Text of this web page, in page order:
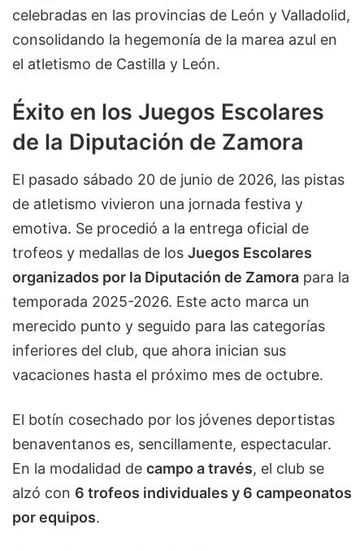
celebradas en las provincias de León y Valladolid,
consolidando la hegemonía de la marea azul en
el atletismo de Castilla y León.
Éxito en los Juegos Escolares
de la Diputación de Zamora
El pasado sábado 20 de junio de 2026, las pistas
de atletismo vivieron una jornada festiva y
emotiva. Se procedió a la entrega oficial de
trofeos y medallas de los Juegos Escolares
organizados por la Diputación de Zamora para la
temporada 2025-2026. Este acto marca un
merecido punto y seguido para las categorías
inferiores del club, que ahora inician sus
vacaciones hasta el próximo mes de octubre.
El botín cosechado por los jóvenes deportistas
benaventanos es, sencillamente, espectacular.
En la modalidad de campo a través, el club se
alzó con 6 trofeos individuales y 6 campeonatos
por equipos.